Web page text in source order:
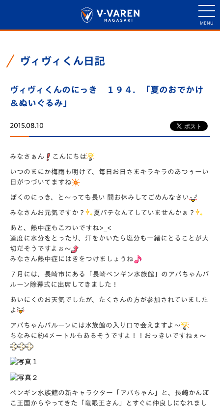
ヴィヴィくん日記
ヴィヴィくんのにっき １９４．「夏のおでかけ
＆ぬいぐるみ」
2015.08.10
みなさぁん こんにちは
いつのまにか梅雨も明けて、毎日お日さまキラキラのあつぅーい
日がつづいてますね
ぼくのにっき、と～っても長い 間お休みしてごめんなさい
みなさんお元気ですか？ 夏バテなんてしていませんかぁ？
あと、熱中症もこわいですね>_<
適度に水分をとったり、汗をかいたら塩分も一緒にとることが大
切だそうですよぉ～
みなさん熱中症にはきをつけましょうね
７月には、長崎市にある「長崎ペンギン水族館」のアバちゃんバ
ルーン除幕式に出席してきました！
あいにくのお天気でしたが、たくさんの方が参加されていました
よ
アバちゃんバルーンには水族館の入り口で会えますよ～
ちなみに約4メートルもあるそうですよ！！おっきいですねぇ～
ペンギン水族館の新キャラクター「アバちゃん」と、長崎かんぼ
こ王国からやってきた「竜眼王さん」とすぐに仲良しになれまし